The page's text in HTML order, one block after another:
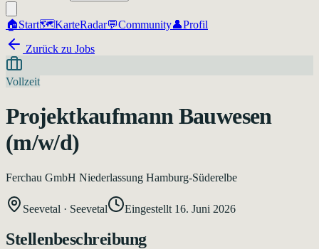
🏠Start🗺️KarteRadar💬Community👤Profil
Zurück zu Jobs
Vollzeit
Projektkaufmann Bauwesen
(m/w/d)
Ferchau GmbH Niederlassung Hamburg-Süderelbe
Seevetal · Seevetal Eingestellt 16. Juni 2026
Stellenbeschreibung